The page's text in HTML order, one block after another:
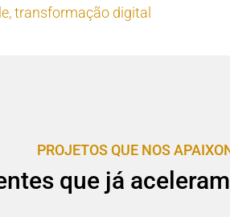
,transformação digital
PROJETOS QUE NOS
que já